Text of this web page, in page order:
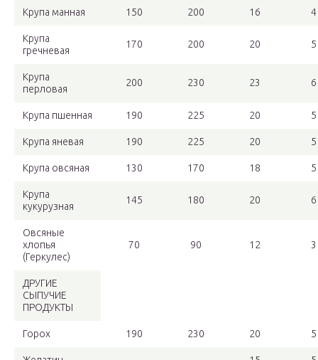
Крупа манная 150 200 16 4
Крупа
гречневая
170 200 20 5
Крупа
перловая
200 230 23 6
Крупа пшенная 190 225 20 5
Крупа яневая 190 225 20 5
Крупа овсяная 130 170 18 5
Крупа
кукурузная
145 180 20 6
Овсяные
хлопья
(Геркулес)
70 90 12 3
ДРУГИЕ
СЫПУЧИЕ
ПРОДУКТЫ
Горох 190 230 20 5